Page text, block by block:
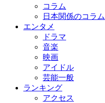
コラム
日本関係のコラム
エンタメ
ドラマ
音楽
映画
アイドル
芸能一般
ランキング
アクセス